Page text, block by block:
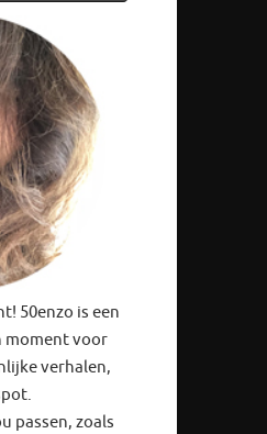
50enzo is een
moment voor
verhalen,
passen, zoals